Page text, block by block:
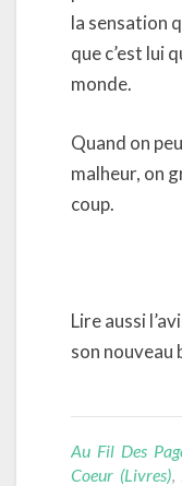
la sensation
que c’est lui
monde.
Quand on
malheur, on
coup.
Lire aussi
son nouveau
Au Fil Des
Coeur (livres),